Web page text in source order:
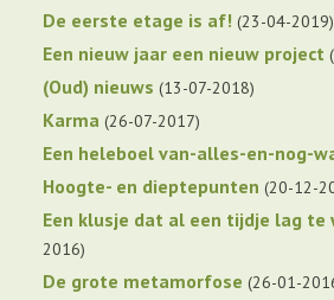
De eerste etage is af! 23-04-2019
Een nieuw jaar een nieuw project
(Oud) nieuws 13-07-2018
Karma 26-07-2017
Een heleboel van-alles-en-nog-
Hoogte- en dieptepunten 20-12-
Een klusje dat al een tijdje lag te
2016
De grote metamorfose 26-01-